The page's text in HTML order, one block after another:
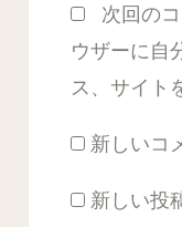
ト
次回の
ウザーに自
ス、サイト
新しいコ
新しい投